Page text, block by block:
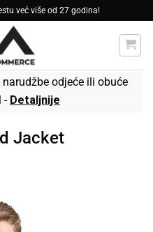
već više od 27 godina!
odjeće ili obuće
- Detaljnije
Jacket